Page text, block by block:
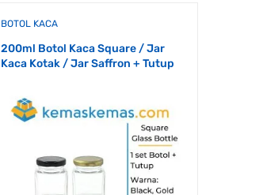
BOTOL KACA
200ml Botol Kaca Square / Jar
Kaca Kotak / Jar Saffron + Tutup